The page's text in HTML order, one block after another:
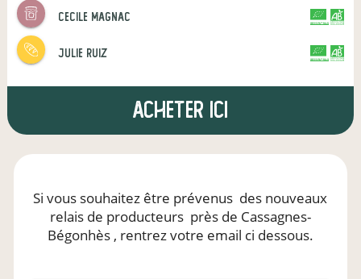
cecile magnac CERTIFIÉ PAR FR-BIO-01
AGRICULTURE FRANCE
julie ruiz CERTIFIÉ PAR FR-BIO-12
AGRICULTURE FRANCE
Acheter ici
Si vous souhaitez être prévenus des nouveaux
relais de producteurs près de Cassagnes-
Bégonhès, rentrez votre email ci dessous.